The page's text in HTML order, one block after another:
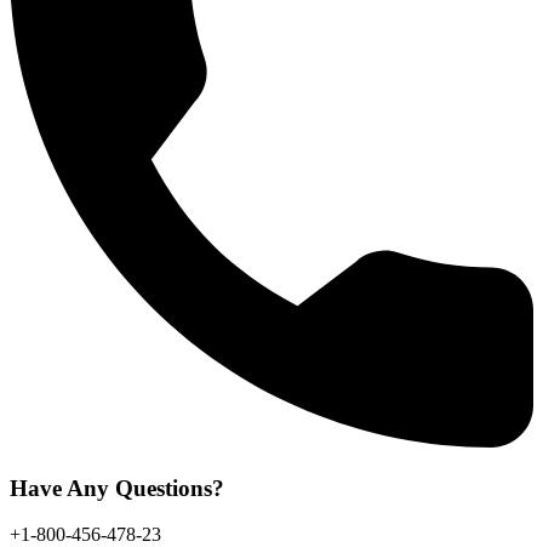
Have Any Questions?
+1-800-456-478-23